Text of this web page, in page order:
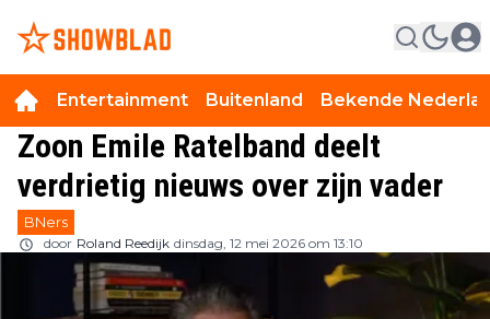
Entertainment Buitenland Bekende
Zoon Emile Ratelband deelt
verdrietig nieuws over zijn vader
BNers
door Roland Reedijk dinsdag, 12 mei 2026 om 13:10